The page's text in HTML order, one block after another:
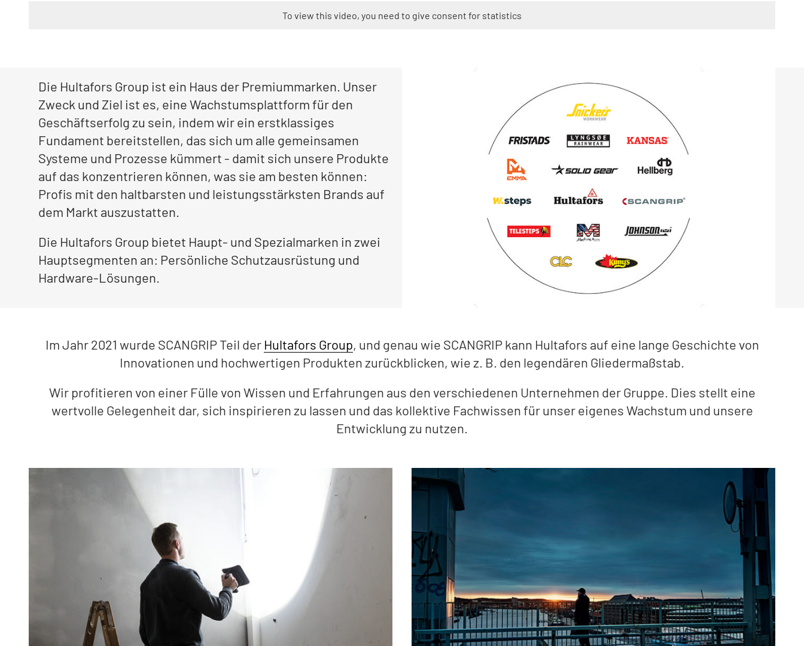
To view this video, you need to give consent for statistics
Die Hultafors Group ist ein Haus der Premiummarken. Unser
Zweck und Ziel ist es, eine Wachstumsplattform für den
Geschäftserfolg zu sein, indem wir ein erstklassiges
Fundament bereitstellen, das sich um alle gemeinsamen
Systeme und Prozesse kümmert - damit sich unsere Produkte
auf das konzentrieren können, was sie am besten können:
Profis mit den haltbarsten und leistungsstärksten Brands auf
dem Markt auszustatten.
Die Hultafors Group bietet Haupt- und Spezialmarken in zwei
Hauptsegmenten an: Persönliche Schutzausrüstung und
Hardware-Lösungen.
Im Jahr 2021 wurde SCANGRIP Teil der Hultafors Group, und genau wie SCANGRIP kann Hultafors auf eine lange Geschichte von
Innovationen und hochwertigen Produkten zurückblicken, wie z. B. den legendären Gliedermaßstab.
Wir profitieren von einer Fülle von Wissen und Erfahrungen aus den verschiedenen Unternehmen der Gruppe. Dies stellt eine
wertvolle Gelegenheit dar, sich inspirieren zu lassen und das kollektive Fachwissen für unser eigenes Wachstum und unsere
Entwicklung zu nutzen.